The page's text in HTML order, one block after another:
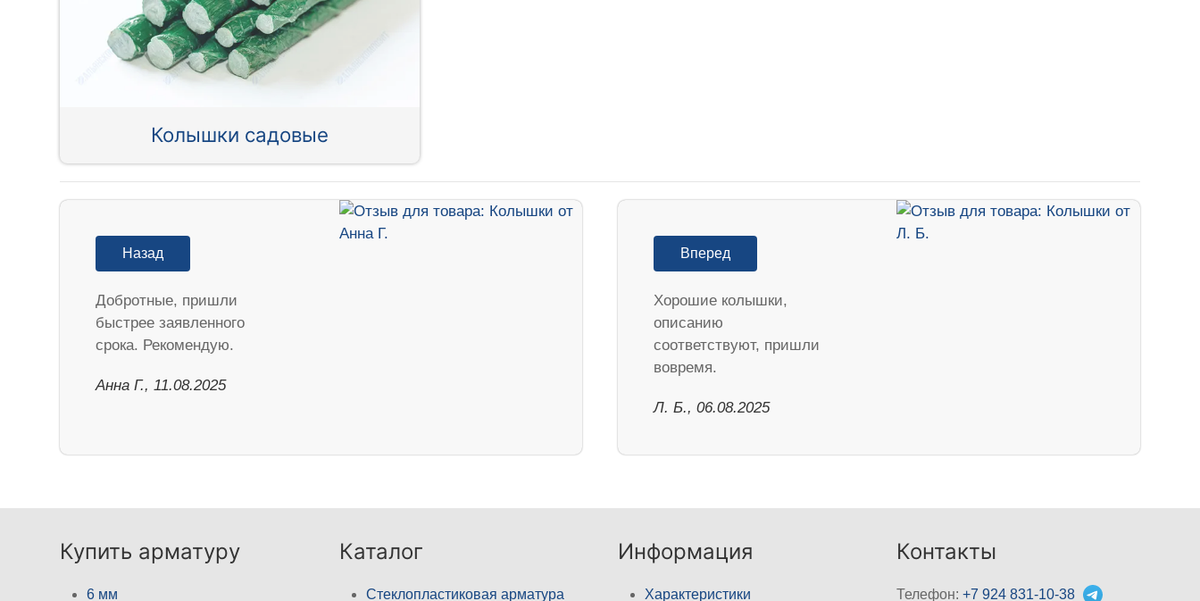
Колышки садовые
Назад
Добротные, пришли
быстрее заявленного
срока. Рекомендую.
Анна Г., 11.08.2025
Вперед
Хорошие колышки,
описанию
соответствуют, пришли
вовремя.
Л. Б., 06.08.2025
Купить арматуру
6 мм
Каталог
Стеклопластиковая арматура
Информация
Характеристики
Контакты
Телефон:+7 924 831-10-38